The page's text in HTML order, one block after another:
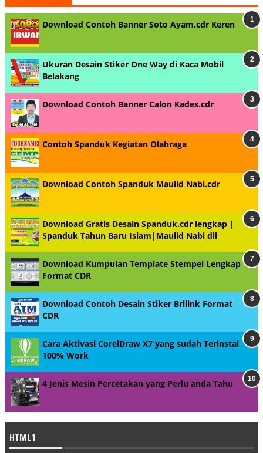
Download Contoh Banner Soto Ayam.cdr Keren
Ukuran Desain Stiker One Way di Kaca Mobil
Belakang
Download Contoh Banner Calon Kades.cdr
Contoh Spanduk Kegiatan Olahraga
Download Contoh Spanduk Maulid Nabi.cdr
Download Gratis Desain Spanduk.cdr lengkap |
Spanduk Tahun Baru Islam|Maulid Nabi dll
Download Kumpulan Template Stempel Lengkap
Format CDR
Download Contoh Desain Stiker Brilink Format
CDR
Cara Aktivasi CorelDraw X7 yang sudah Terinstal
100% Work
4 Jenis Mesin Percetakan yang Perlu anda Tahu
HTML1